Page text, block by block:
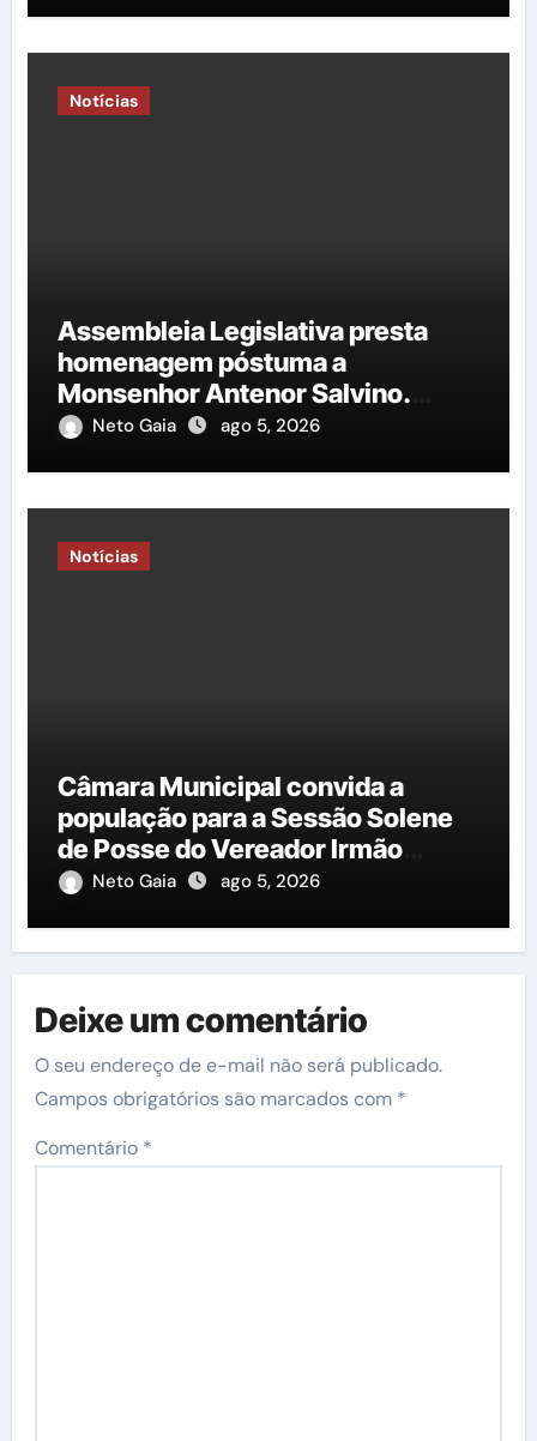
Notícias
Assembleia Legislativa presta
homenagem póstuma a
Monsenhor Antenor Salvino.
Saiba mais!
Neto Gaia ago 5, 2026
Notícias
Câmara Municipal convida a
população para a Sessão Solene
de Posse do Vereador Irmão
Cícero
Neto Gaia ago 5, 2026
Deixe um comentário
O seu endereço de e-mail não será publicado.
Campos obrigatórios são marcados com *
Comentário *